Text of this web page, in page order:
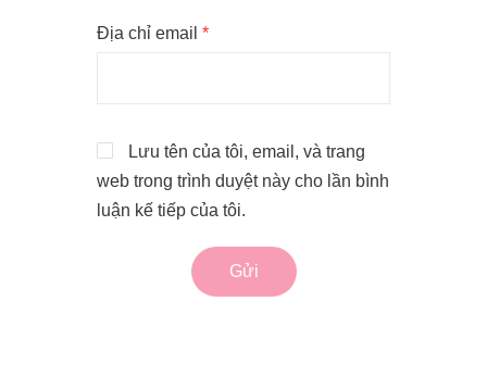
Địa chỉ email *
Lưu tên của tôi, email, và trang
web trong trình duyệt này cho lần bình
luận kế tiếp của tôi.